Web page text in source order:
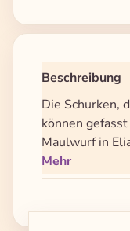
Beschreibung
Die Schurken,
können
Maulwurf in
Mehr